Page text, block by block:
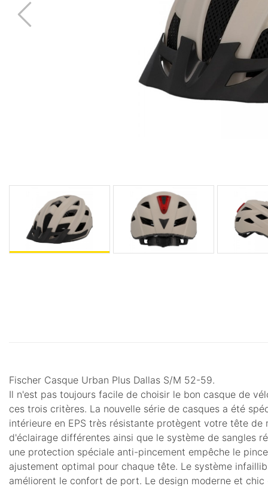
Fischer Casque Urban Plus Dallas S/M 52-59.
Il n'est pas toujours facile de choisir le bon casque de
ces trois critères. La nouvelle série de casques a été
intérieure en EPS très résistante protègent votre tête
d'éclairage différentes ainsi que le système de sangles
une protection spéciale anti-pincement empêche le
ajustement optimal pour chaque tête. Le système
améliorent le confort de port. Le design moderne et